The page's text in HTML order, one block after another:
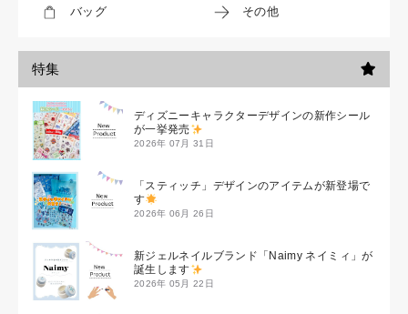
バッグ その他
特集
ディズニーキャラクターデザインの新作シール
が一挙発売
2026年 07月 31日
「スティッチ」デザインのアイテムが新登場で
す
2026年 06月 26日
新ジェルネイルブランド「Naimy ネイミィ」が
誕生します
2026年 05月 22日